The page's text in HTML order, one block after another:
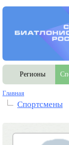
Регионы
Главная
Спортсмены